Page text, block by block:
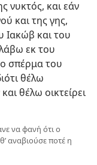
νυκτός, και εάν
και της γης,
Ιακώβ και του
εκ του
σπέρμα του
θέλω
θέλω οικτείρει
να φανή ότι ο
αναβιούσε ποτέ η